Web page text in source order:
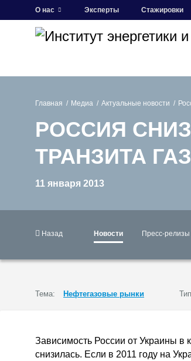
О нас Эксперты Стажировки
Главная Медиа Актуальные новости
РОССИЯ
ТРАНЗИТА
11 января 2013
Назад Новости Пресс-релизы
Тема: Нефтегазовые рынки
Зависимость России от Украины в
снизилась. Если в 2011 году на